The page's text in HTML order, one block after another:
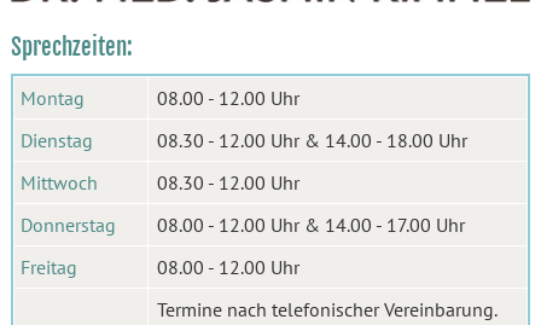
Sprechzeiten:
Montag
08.00 - 12.00 Uhr
Dienstag
08.30 - 12.00 Uhr & 14.00 - 18.00 Uhr
Mittwoch
08.30 - 12.00 Uhr
Donnerstag
08.00 - 12.00 Uhr & 14.00 - 17.00 Uhr
Freitag
08.00 - 12.00 Uhr
Termine nach telefonischer Vereinbarung.